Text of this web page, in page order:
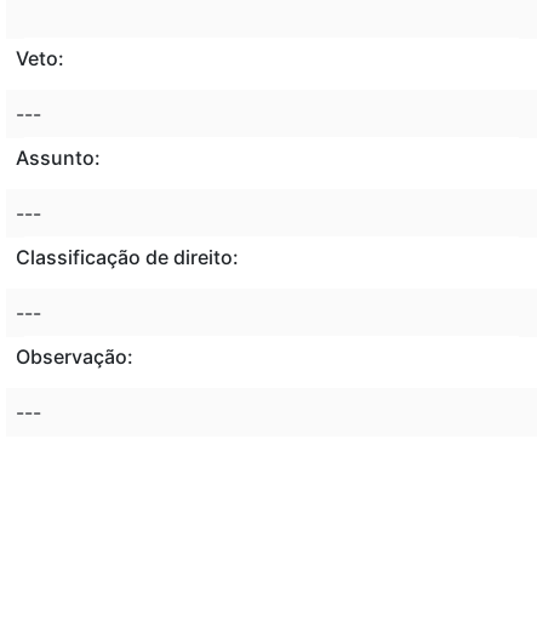
Veto:
---
Assunto:
---
Classificação de direito:
---
Observação:
---